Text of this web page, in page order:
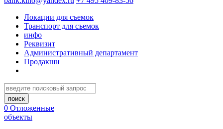
Локации для съемок
Транспорт для съемок
инфо
Реквизит
Административный департамент
Продакшн
0 Отложенные
объекты